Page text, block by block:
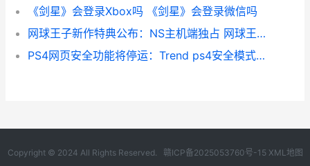
《剑星》会登录Xbox吗 《剑星》会登录微信吗
网球王子新作特典公布：NS主机端独占 网球王子特典合集
PS4网页安全功能将停运：Trend ps4安全模式怎么退出视频
Copyright © 2024 All Rights Reserved. 赣ICP备2025053760号-15 XML地图